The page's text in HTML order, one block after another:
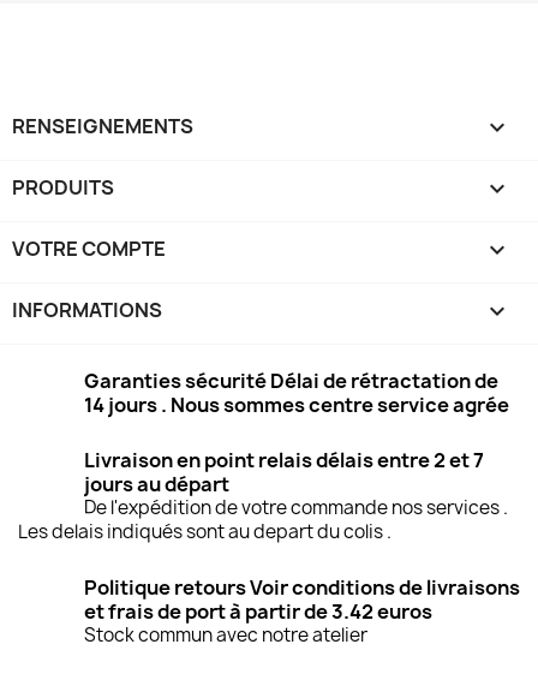
RENSEIGNEMENTS 
PRODUITS 
VOTRE COMPTE 
INFORMATIONS keyboard_arrow_down
Garanties sécurité Délai de rétractation de
14 jours . Nous sommes centre service agrée
Livraison en point relais délais entre 2 et 7
jours au départ
De l'expédition de votre commande nos services .
Les delais indiqués sont au depart du colis .
Politique retours Voir conditions de livraisons
et frais de port à partir de 3.42 euros
Stock commun avec notre atelier